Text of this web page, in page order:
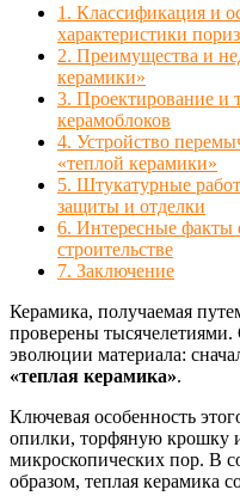
1. Классификация и
характеристики
2. Преимущества и
керамики»
3. Проектирование и
керамоблоков
4. Устройство
«теплой керамики»
5. Штукатурные
защиты и отделки
6. Интересные факты
строительстве
7. Заключение
Керамика, получаемая
проверены
эволюции материала:
«теплая керамика».
Ключевая особенность
опилки, торфяную крошку
микроскопических пор. В
образом, теплая керамика